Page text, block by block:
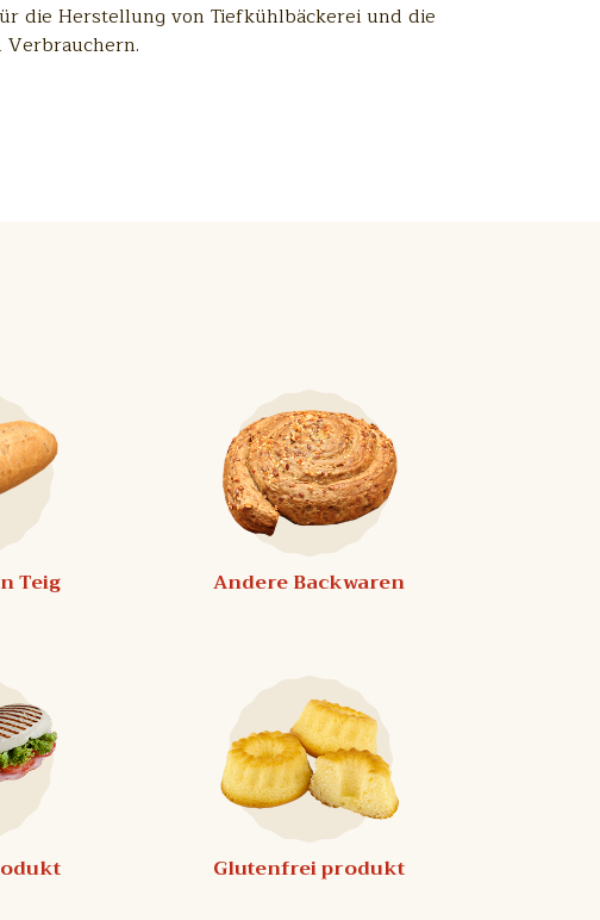
die Herstellung von Tiefkühlbäckerei und die
Teig Andere Backwaren
Glutenfrei produkt